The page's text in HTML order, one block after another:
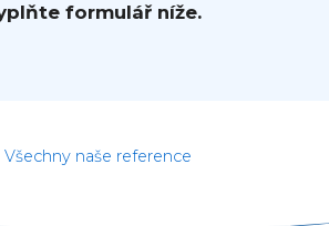
formulář níže.
Všechny naše reference